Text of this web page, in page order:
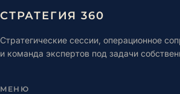
СТРАТЕГИЯ 360
Стратегические сессии, операционное
и команда экспертов под задачи
МЕНЮ